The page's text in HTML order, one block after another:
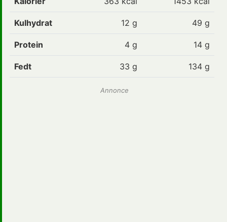
Kulhydrat 12 g 49 g
Protein 4 g 14 g
Fedt 33 g 134 g
Annonce